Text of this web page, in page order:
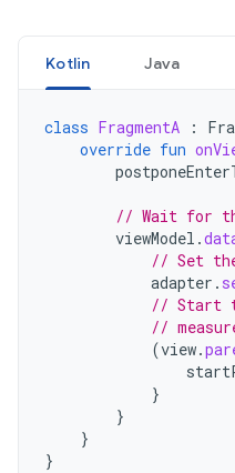
Kotlin Java
class FragmentA :
override fun
// Wait for
viewModel .
// Set
adapter .
// Start
//
(view.
}
}
}
}